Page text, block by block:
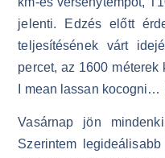
jelenti. Edzés előtt
teljesítésének várt
percet, az 1600
I mean lassan
Vasárnap jön
Szerintem